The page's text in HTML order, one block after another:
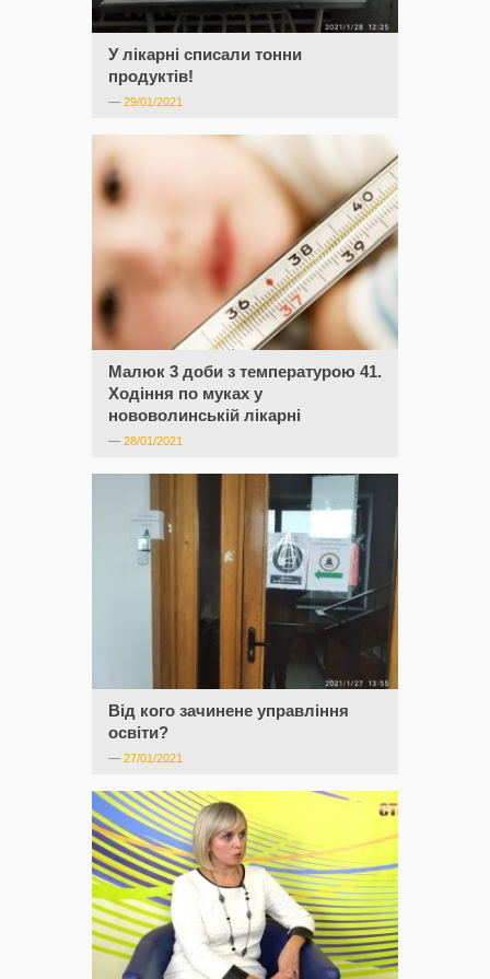
У лікарні списали тонни
продуктів!
— 29/01/2021
Малюк 3 доби з температурою 41.
Ходіння по муках у
нововолинській лікарні
— 28/01/2021
Від кого зачинене управління
освіти?
— 27/01/2021